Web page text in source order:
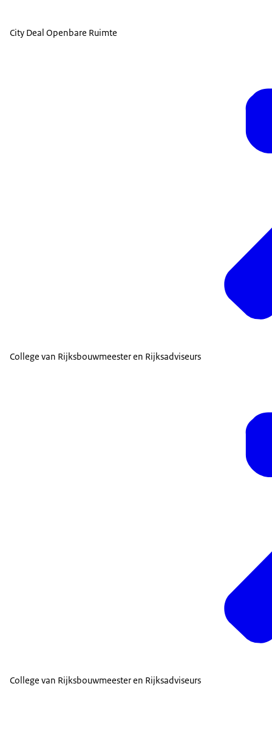
City Deal Openbare Ruimte
College van Rijksbouwmeester en Rijksadviseurs
College van Rijksbouwmeester en Rijksadviseurs